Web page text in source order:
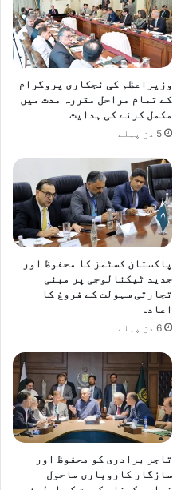
وزیراعظم کی نجکاری پروگرام
کے تمام مراحل مقررہ مدت میں
مکمل کرنے کی ہدایت
5 دن پہلے
پاکستان کسٹمز کا محفوظ اور
جدید ٹیکنالوجی پر مبنی
تجارتی سہولت کے فروغ کا
اعادہ
6 دن پہلے
تاجر برادری کو محفوظ اور
سازگار کاروباری ماحول